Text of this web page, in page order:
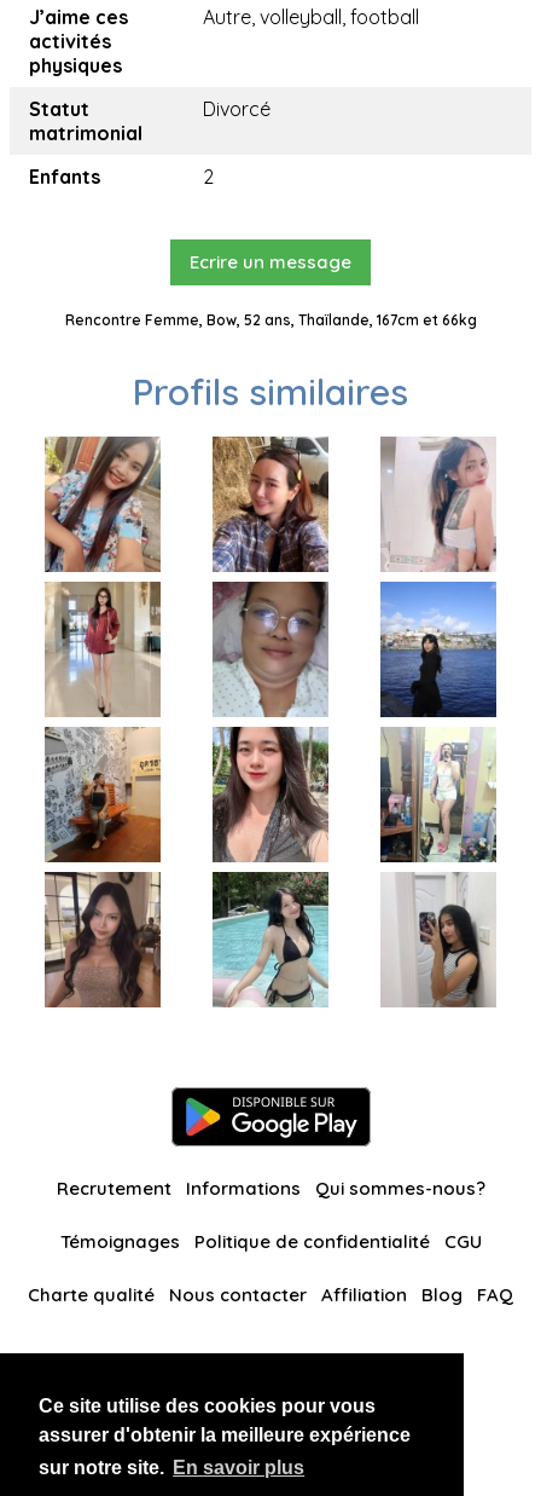
Ce site utilise des cookies pour vous
assurer d'obtenir la meilleure expérience
sur notre site. En savoir plus
J’aime ces
activités
physiques
Autre, volleyball, football
Statut
matrimonial
Divorcé
Enfants 2
Ecrire un message
Rencontre Femme, Bow, 52 ans, Thaïlande, 167cm et 66kg
Profils similaires
Recrutement Informations Qui sommes-nous?
Témoignages Politique de confidentialité CGU
Charte qualité Nous contacter Affiliation Blog FAQ
BlackAndBeauties RussianKisses